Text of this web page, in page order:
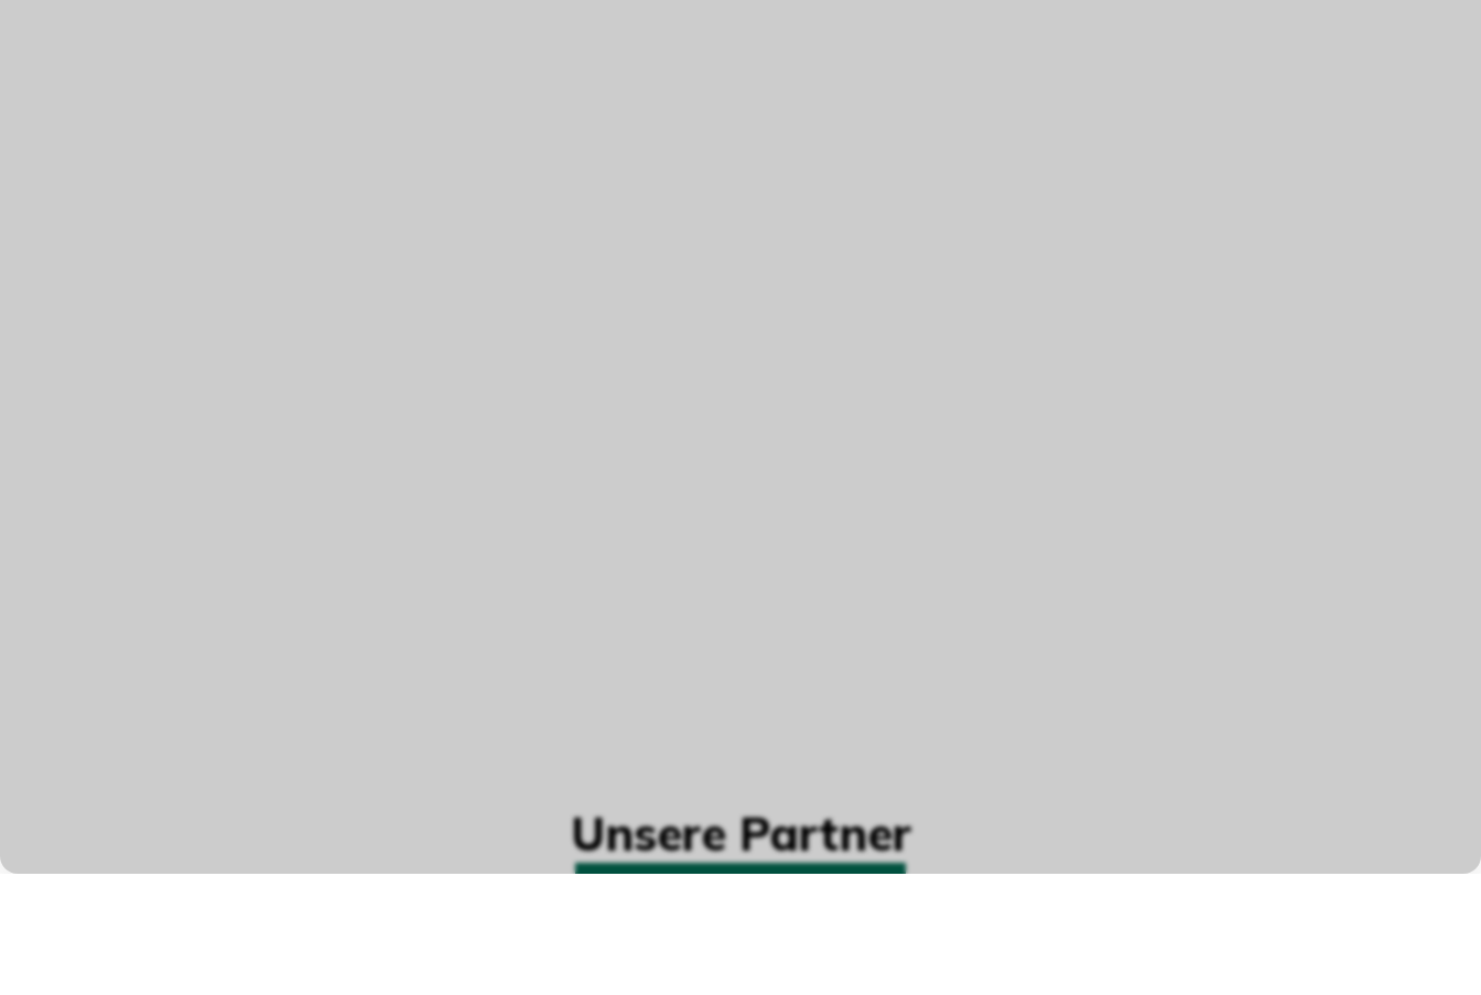
Unsere Partner